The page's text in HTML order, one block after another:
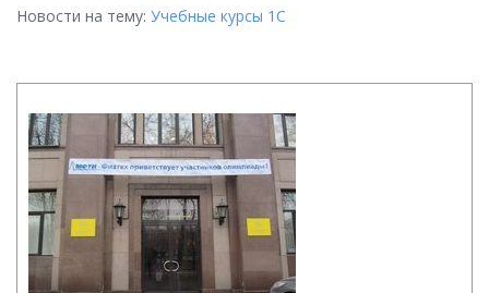
Новости на тему: Учебные курсы 1С